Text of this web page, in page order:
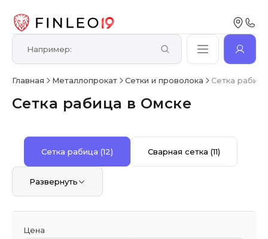
Главная Металлопрокат Сетки и проволока Сетка
Сетка рабица в Омске
Сетка рабица(12) Сварная сетка(11)
Развернуть
Цена